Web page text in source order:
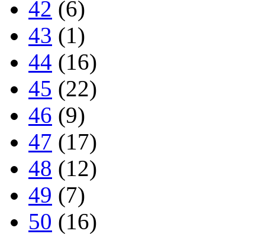
42 (6)
43 (1)
44 (16)
45 (22)
46 (9)
47 (17)
48 (12)
49 (7)
50 (16)